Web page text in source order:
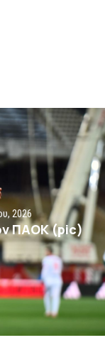
2026
ΠΑΟΚ (pic)